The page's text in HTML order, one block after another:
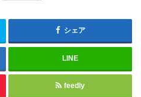
シェア
LINE
feedly